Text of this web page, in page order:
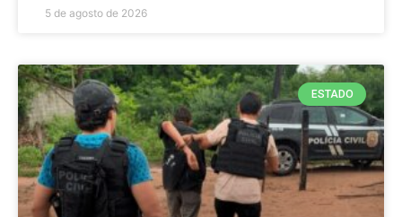
5 de agosto de 2026
ESTADO